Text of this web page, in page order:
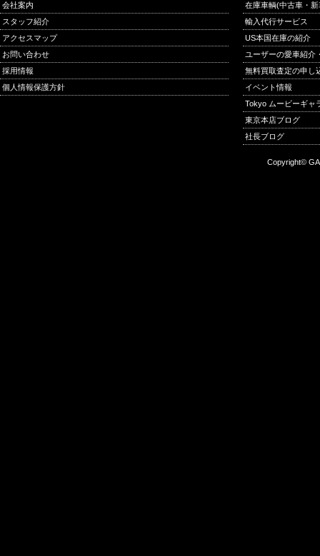
会社案内
スタッフ紹介
アクセスマップ
お問い合わせ
採用情報
個人情報保護方針
在庫車輌(中古車・
輸入代行サービス
US本国在庫の紹介
ユーザーの愛車紹介
無料買取査定の申し
イベント情報
Tokyo ムービーギャ
東京本店ブログ
社長ブログ
Copyright©